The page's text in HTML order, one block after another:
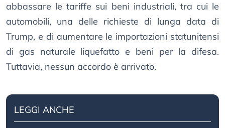
abbassare le tariffe sui beni industriali, tra cui le
automobili, una delle richieste di lunga data di
Trump, e di aumentare le importazioni statunitensi
di gas naturale liquefatto e beni per la difesa.
Tuttavia, nessun accordo è arrivato.
LEGGI ANCHE